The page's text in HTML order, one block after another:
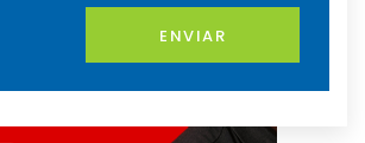
ENVIAR